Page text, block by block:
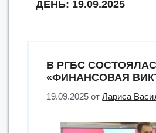
ДЕНЬ: 19.09.2025
В РГБС
«ФИНАНСОВАЯ
19.09.2025 отЛариса